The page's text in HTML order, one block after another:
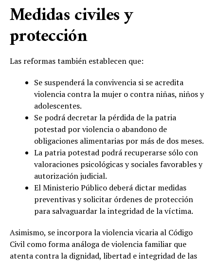
Medidas civiles y
protección
Las reformas también establecen que:
Se suspenderá la convivencia si se acredita
violencia contra la mujer o contra niñas, niños y
adolescentes.
Se podrá decretar la pérdida de la patria
potestad por violencia o abandono de
obligaciones alimentarias por más de dos meses.
La patria potestad podrá recuperarse sólo con
valoraciones psicológicas y sociales favorables y
autorización judicial.
El Ministerio Público deberá dictar medidas
preventivas y solicitar órdenes de protección
para salvaguardar la integridad de la víctima.
Asimismo, se incorpora la violencia vicaria al Código
Civil como forma análoga de violencia familiar que
atenta contra la dignidad, libertad e integridad de las